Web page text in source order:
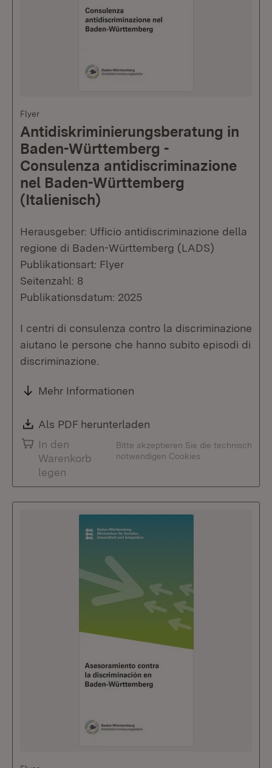
Flyer
Antidiskriminierungsberatung in
Baden-Württemberg -
Consulenza antidiscriminazione
nel Baden-Württemberg
(Italienisch)
Herausgeber: Ufficio antidiscriminazione della
regione di Baden-Württemberg (LADS)
Publikationsart: Flyer
Seitenzahl: 8
Publikationsdatum: 2025
I centri di consulenza contro la discriminazione
aiutano le persone che hanno subito episodi di
discriminazione.
Mehr Informationen
Download:
Als PDF herunterladen
In den
Warenkorb
legen
Bitte akzeptieren Sie die technisch
notwendigen Cookies